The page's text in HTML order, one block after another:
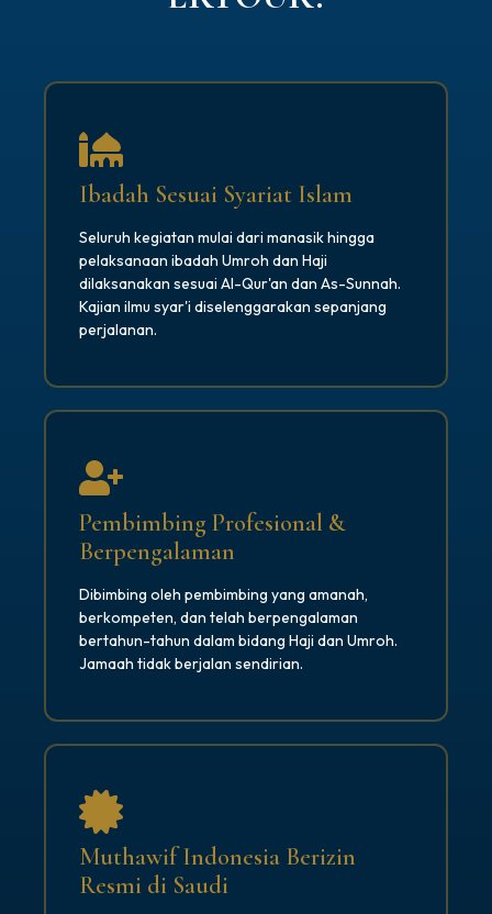
Ibadah Sesuai Syariat Islam
Seluruh kegiatan mulai dari manasik hingga
pelaksanaan ibadah Umroh dan Haji
dilaksanakan sesuai Al-Qur'an dan As-Sunnah.
Kajian ilmu syar'i diselenggarakan sepanjang
perjalanan.
Pembimbing Profesional &
Berpengalaman
Dibimbing oleh pembimbing yang amanah,
berkompeten, dan telah berpengalaman
bertahun-tahun dalam bidang Haji dan Umroh.
Jamaah tidak berjalan sendirian.
Muthawif Indonesia Berizin
Resmi di Saudi